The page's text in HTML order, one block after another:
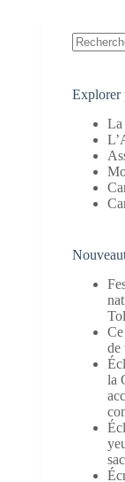
Explorer
La
de
la